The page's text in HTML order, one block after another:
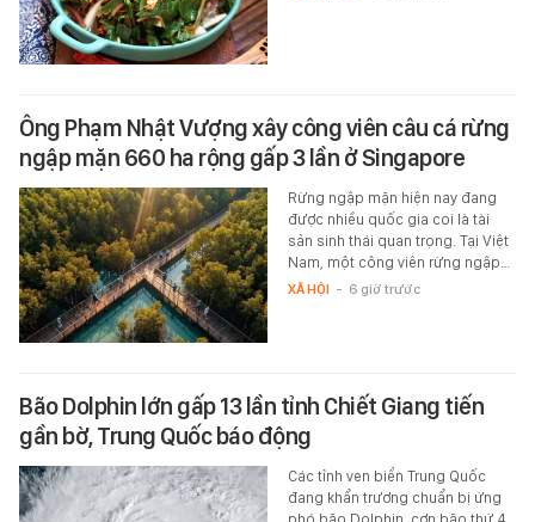
Ông Phạm Nhật Vượng xây công viên câu cá rừng
ngập mặn 660 ha rộng gấp 3 lần ở Singapore
Rừng ngập mặn hiện nay đang
được nhiều quốc gia coi là tài
sản sinh thái quan trọng. Tại Việt
Nam, một công viên rừng ngập…
XÃ HỘI - 6 giờ trước
Bão Dolphin lớn gấp 13 lần tỉnh Chiết Giang tiến
gần bờ, Trung Quốc báo động
Các tỉnh ven biển Trung Quốc
đang khẩn trương chuẩn bị ứng